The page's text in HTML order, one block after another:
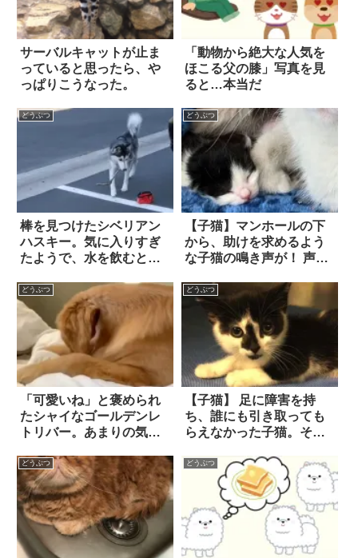
サーバルキャットが止ま
っていると思ったら、や
っぱりこうなった。
「動物から絶大な人気を
ほこる父の膝」写真を見
ると…本当だ
どうぶつ
棒を見つけたシベリアン
ハスキー。気に入りすぎ
たようで、水を飲むとき
どうぶつ
【子猫】マンホールの下
から、助けを求めるよう
な子猫の鳴き声が！ 声の
猫の家族が見つかり…
どうぶつ
「可愛いね」と褒められ
たシャイなゴールデンレ
トリバー。あまりの気恥
ず…！？
どうぶつ
【子猫】 足に障害を持
ち、誰にも引き取っても
らえなかった子猫。それ
は、やがて優しい家族を
見つけた！
どうぶつ どうぶつ